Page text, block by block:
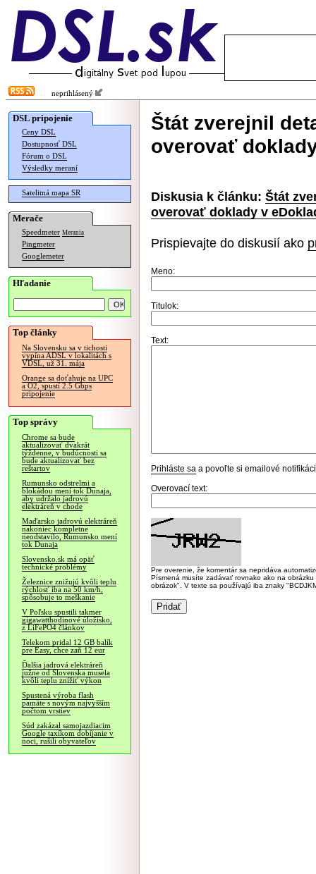
neprihlásený
DSL pripojenie
Ceny DSL
Dostupnosť DSL
Fórum o DSL
Výsledky meraní
Satelitná mapa SR
Merače
Speedmeter Merania
Pingmeter
Googlemeter
Hľadanie
Top články
Na Slovensku sa v tichosti
vypína ADSL v lokalitách s
VDSL, už 31. mája
Orange sa doťahuje na UPC
a O2, spustí 2.5 Gbps
pripojenie
Top správy
Chrome sa bude
aktualizovať dvakrát
týždenne, v budúcnosti sa
bude aktualizovať bez
reštartov
Rumunsko odstrelmi a
blokádou mení tok Dunaja,
aby udržalo jadrovú
elektráreň v chode
Maďarsko jadrovú elektráreň
nakoniec kompletne
neodstavilo, Rumunsko mení
tok Dunaja
Slovensko.sk má opäť
technické problémy
Železnice znižujú kvôli teplu
rýchlosť iba na 50 km/h,
spôsobuje to meškanie
V Poľsku spustili takmer
gigawatthodinové úložisko,
z LiFePO4 článkov
Telekom pridal 12 GB balík
pre Easy, chce zaň 12 eur
Ďalšia jadrová elektráreň
južne od Slovenska musela
kvôli teplu znížiť výkon
Spustená výroba flash
pamäte s novým najvyšším
počtom vrstiev
Súd zakázal samojazdiacim
Google taxíkom dobíjanie v
noci, rušili obyvateľov
Štát zverejnil
overovať
Diskusia k článku: Štát
overovať doklady v
Prispievajte do diskusií ako
Meno:
Titulok:
Text:
Prihláste sa a povoľte si emailové
Overovací text:
Pre overenie, že komentár sa nepridáva
Písmená musíte zadávať rovnako ako na
obrázok". V texte sa používajú iba znaky